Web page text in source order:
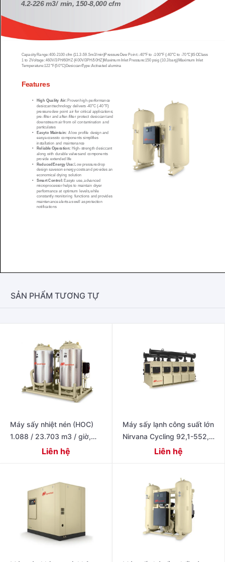
SẢN PHẨM TƯƠNG TỰ
Máy sấy nhiệt nén (HOC)
1.088 / 23.703 m3 / giờ,
677-14.743 cfm cho điểm
Liên hệ
Máy sấy lạnh công suất lớn
Nirvana Cycling 92,1-552,6
m3 / phút, 3.250-19.500
Liên hệ